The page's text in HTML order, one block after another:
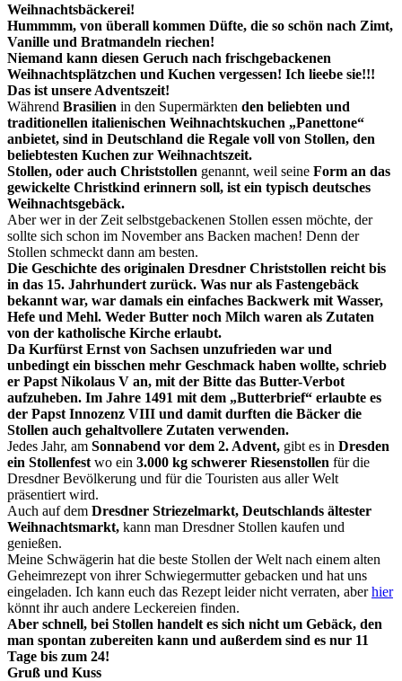
Weihnachtsbäckerei!
Hummmm, von überall kommen Düfte, die so schön nach Zimt,
Vanille und Bratmandeln riechen!
Niemand kann diesen Geruch nach frischgebackenen
Weihnachtsplätzchen und Kuchen vergessen! Ich lieebe sie!!!
Das ist unsere Adventszeit!
Während Brasilien in den Supermärkten den beliebten und
traditionellen italienischen Weihnachtskuchen „Panettone“
anbietet, sind in Deutschland die Regale voll von Stollen, den
beliebtesten Kuchen zur Weihnachtszeit.
Stollen, oder auch Christstollen genannt, weil seine Form an das
gewickelte Christkind erinnern soll, ist ein typisch deutsches
Weihnachtsgebäck.
Aber wer in der Zeit selbstgebackenen Stollen essen möchte, der
sollte sich schon im November ans Backen machen! Denn der
Stollen schmeckt dann am besten.
Die Geschichte des originalen Dresdner Christstollen reicht bis
in das 15. Jahrhundert zurück. Was nur als Fastengebäck
bekannt war, war damals ein einfaches Backwerk mit Wasser,
Hefe und Mehl. Weder Butter noch Milch waren als Zutaten
von der katholische Kirche erlaubt.
Da Kurfürst Ernst von Sachsen unzufrieden war und
unbedingt ein bisschen mehr Geschmack haben wollte, schrieb
er Papst Nikolaus V an, mit der Bitte das Butter-Verbot
aufzuheben. Im Jahre 1491 mit dem „Butterbrief“ erlaubte es
der Papst Innozenz VIII und damit durften die Bäcker die
Stollen auch gehaltvollere Zutaten verwenden.
Jedes Jahr, am Sonnabend vor dem 2. Advent, gibt es in Dresden
ein Stollenfest wo ein 3.000 kg schwerer Riesenstollen für die
Dresdner Bevölkerung und für die Touristen aus aller Welt
präsentiert wird.
Auch auf dem Dresdner Striezelmarkt, Deutschlands ältester
Weihnachtsmarkt, kann man Dresdner Stollen kaufen und
genießen.
Meine Schwägerin hat die beste Stollen der Welt nach einem alten
Geheimrezept von ihrer Schwiegermutter gebacken und hat uns
eingeladen. Ich kann euch das Rezept leider nicht verraten, aberhier
könnt ihr auch andere Leckereien finden.
Aber schnell, bei Stollen handelt es sich nicht um Gebäck, den
man spontan zubereiten kann und außerdem sind es nur 11
Tage bis zum 24!
Gruß und Kuss